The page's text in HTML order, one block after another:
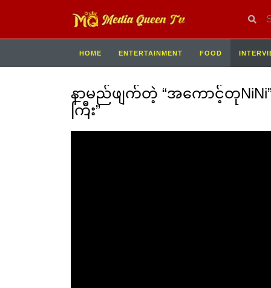
HOME ENTERTAINMENT FOOD
နာမည်ဖျက်တဲ့ “အကောင့်တု
ကြီး”